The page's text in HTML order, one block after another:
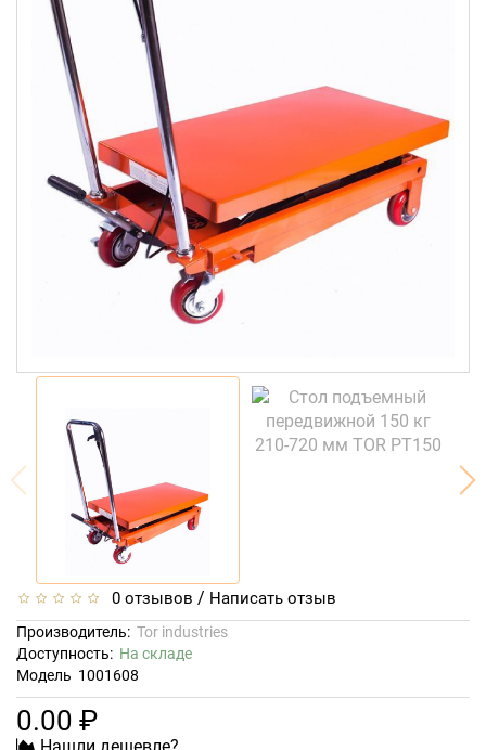
0 отзывов / Написать отзыв
Производитель: Tor industries
Доступность: На складе
Модель 1001608
0.00 ₽